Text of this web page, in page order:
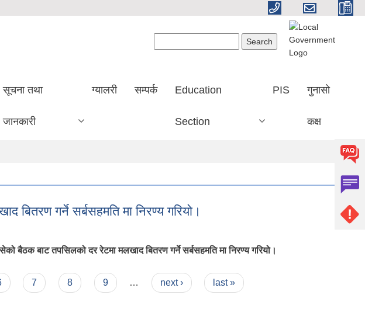
सूचना तथा
जानकारी
ग्यालरी सम्पर्क Education
Section
PIS गुनासो
कक्ष
गर्ने सर्बसहमति मा निरण्य गरियो।
बैठक बाट तपसिलको दर रेटमा मलखाद बितरण गर्ने सर्बसहमति मा निरण्य गरियो।
7 8 9 … next › last »